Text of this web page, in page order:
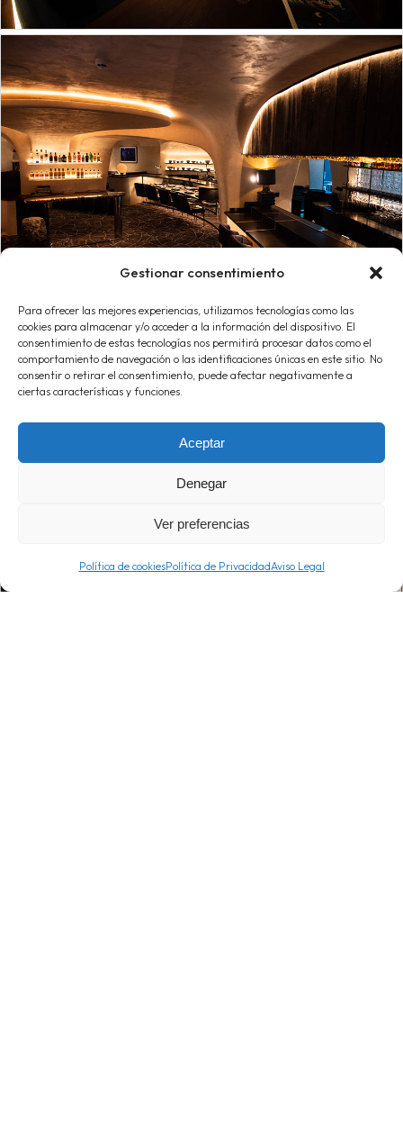
Gestionar consentimiento
Para ofrecer las mejores experiencias, utilizamos tecnologías como las
cookies para almacenar y/o acceder a la información del dispositivo. El
consentimiento de estas tecnologías nos permitirá procesar datos como el
comportamiento de navegación o las identificaciones únicas en este sitio. No
consentir o retirar el consentimiento, puede afectar negativamente a
ciertas características y funciones.
Aceptar
Denegar
Ver preferencias
Política de cookiesPolítica de PrivacidadAviso Legal